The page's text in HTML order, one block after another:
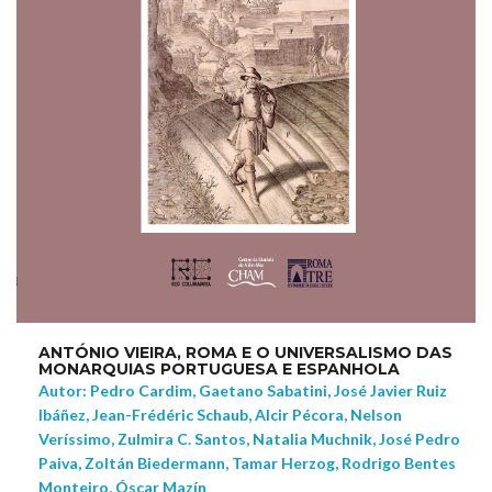
ANTÓNIO VIEIRA, ROMA E O UNIVERSALISMO DAS
MONARQUIAS PORTUGUESA E ESPANHOLA
Autor: Pedro Cardim, Gaetano Sabatini, José Javier Ruiz
Ibáñez, Jean-Frédéric Schaub, Alcir Pécora, Nelson
Veríssimo, Zulmira C. Santos, Natalia Muchnik, José Pedro
Paiva, Zoltán Biedermann, Tamar Herzog, Rodrigo Bentes
Monteiro, Óscar Mazín